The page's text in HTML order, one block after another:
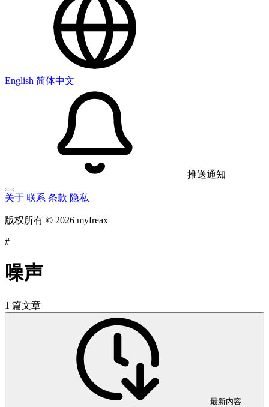
English 简体中文
推送通知
关于 联系 条款 隐私
版权所有 © 2026 myfreax
#
噪声
1 篇文章
最新内容